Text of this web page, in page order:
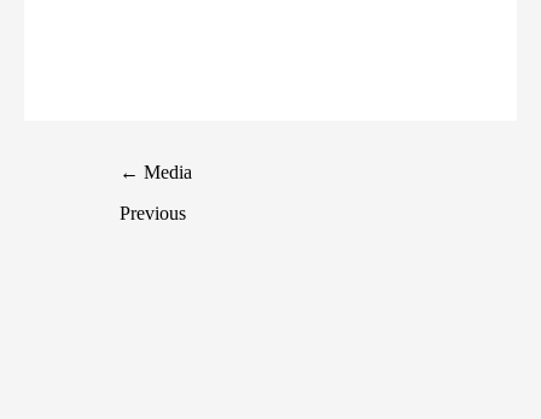
← Media
Previous